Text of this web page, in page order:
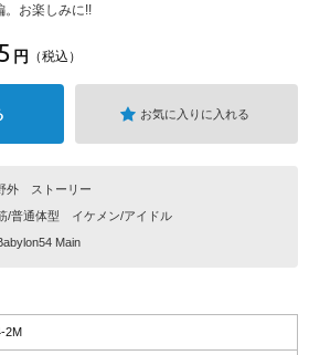
。お楽しみに!!
円 （税込）
お気に入りに入れる
外 ストーリー
/普通体型 イケメン/アイドル
Main
2M